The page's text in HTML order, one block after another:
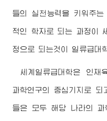
들의 실천능력을 키워주
적인 학자로 되는 과정이
정으로 되는것이 일류급대
세계일류급대학은 인재
과학연구의 중심기지로 되
들은 모두 해당 나라의 과